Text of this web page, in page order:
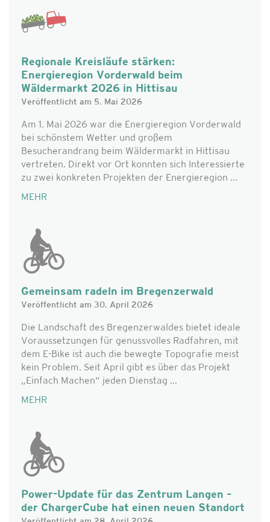
Regionale Kreisläufe stärken:
Energieregion Vorderwald beim
Wäldermarkt 2026 in Hittisau
Veröffentlicht am 5. Mai 2026
Am 1. Mai 2026 war die Energieregion Vorderwald
bei schönstem Wetter und großem
Besucherandrang beim Wäldermarkt in Hittisau
vertreten. Direkt vor Ort konnten sich Interessierte
zu zwei konkreten Projekten der Energieregion ...
MEHR
Gemeinsam radeln im Bregenzerwald
Veröffentlicht am 30. April 2026
Die Landschaft des Bregenzerwaldes bietet ideale
Voraussetzungen für genussvolles Radfahren, mit
dem E-Bike ist auch die bewegte Topografie meist
kein Problem. Seit April gibt es über das Projekt
„Einfach Machen“ jeden Dienstag ...
MEHR
Power-Update für das Zentrum Langen –
der ChargerCube hat einen neuen Standort